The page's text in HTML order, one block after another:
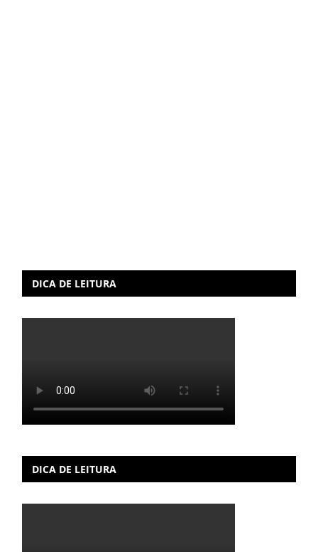
DICA DE LEITURA
DICA DE LEITURA